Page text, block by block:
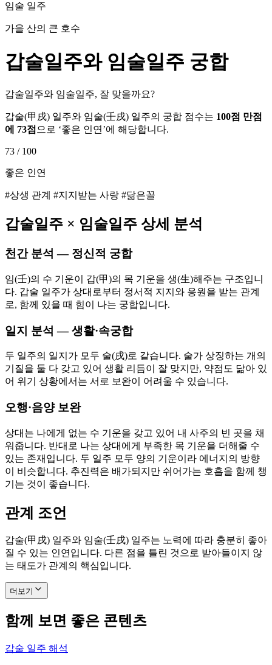
임술 일주
가을 산의 큰 호수
갑술일주와 임술일주 궁합
갑술일주와 임술일주, 잘 맞을까요?
갑술(甲戌) 일주와 임술(壬戌) 일주의 궁합 점수는 100점 만점
에 73점 으로 ‘좋은 인연 ’에 해당합니다.
73 / 100
좋은 인연
#상생 관계 #지지받는 사랑 #닮은꼴
갑술일주 × 임술일주 상세 분석
천간 분석 — 정신적 궁합
임(壬)의 수 기운이 갑(甲)의 목 기운을 생(生)해주는 구조입니
다. 갑술 일주가 상대로부터 정서적 지지와 응원을 받는 관계
로, 함께 있을 때 힘이 나는 궁합입니다.
일지 분석 — 생활·속궁합
두 일주의 일지가 모두 술(戌)로 같습니다. 술가 상징하는 개의
기질을 둘 다 갖고 있어 생활 리듬이 잘 맞지만, 약점도 닮아 있
어 위기 상황에서는 서로 보완이 어려울 수 있습니다.
오행·음양 보완
상대는 나에게 없는 수 기운을 갖고 있어 내 사주의 빈 곳을 채
워줍니다. 반대로 나는 상대에게 부족한 목 기운을 더해줄 수
있는 존재입니다. 두 일주 모두 양의 기운이라 에너지의 방향
이 비슷합니다. 추진력은 배가되지만 쉬어가는 호흡을 함께 챙
기는 것이 좋습니다.
관계 조언
갑술(甲戌) 일주와 임술(壬戌) 일주는 노력에 따라 충분히 좋아
질 수 있는 인연입니다. 다른 점을 틀린 것으로 받아들이지 않
는 태도가 관계의 핵심입니다.
더보기
함께 보면 좋은 콘텐츠
갑술 일주 해석